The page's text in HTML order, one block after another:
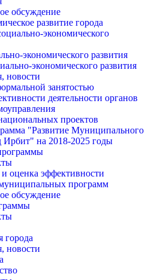
обсуждение
развитие города
экономического
экономического развития
экономического развития
новости
занятостью
деятельности органов
проектов
"Развитие Муниципального
Ирбит" на 2018-2025 годы
оценка эффективности
программ
обсуждение
города
новости